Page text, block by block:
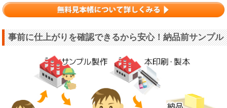
事前に仕上がりを確認できるから安心！納品前サンプル